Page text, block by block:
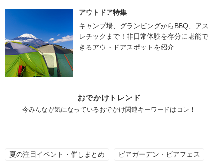
アウトドア特集
キャンプ場、グランピングからBBQ、アス
レチックまで！非日常体験を存分に堪能で
きるアウトドアスポットを紹介
おでかけトレンド
今みんなが気になっているおでかけ関連キーワードはコレ！
夏の注目イベント・催しまとめ ビアガーデン・ビアフェス